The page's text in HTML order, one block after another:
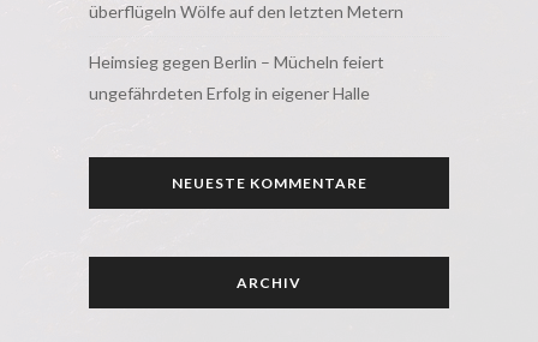
überflügeln Wölfe auf den letzten Metern
Heimsieg gegen Berlin – Mücheln feiert
ungefährdeten Erfolg in eigener Halle
NEUESTE KOMMENTARE
ARCHIV